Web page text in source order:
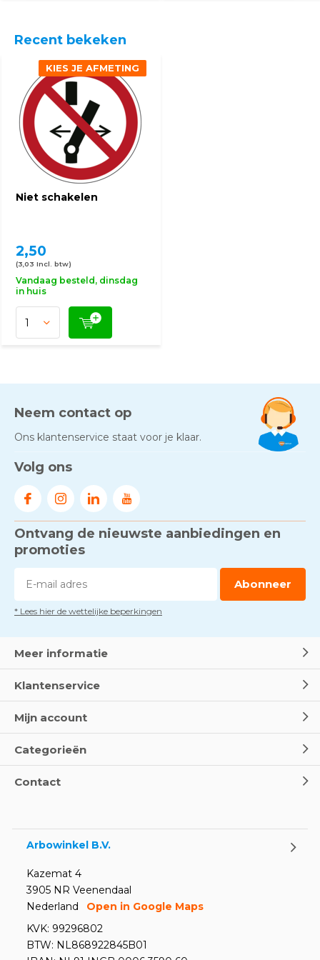
Recent bekeken
Niet schakelen
KIES JE AFMETING
2,50
(3,03 Incl. btw)
Vandaag besteld, dinsdag
in huis
Neem contact op
Ons klantenservice staat voor je klaar.
Volg ons
Ontvang de nieuwste aanbiedingen en
promoties
Abonneer
* Lees hier de wettelijke beperkingen
Meer informatie
Klantenservice
Mijn account
Categorieën
Contact
Arbowinkel B.V.
Kazemat 4
3905 NR Veenendaal
Nederland
Open in Google Maps
KVK: 99296802
BTW: NL868922845B01